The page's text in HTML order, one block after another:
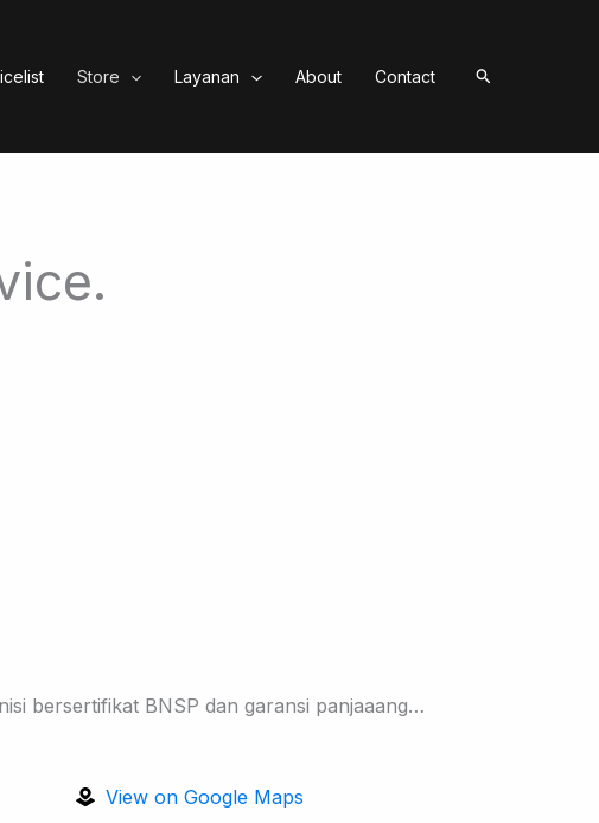
Store Layanan About Contact
bersertifikat BNSP dan garansi panjaaang…
View on Google Maps